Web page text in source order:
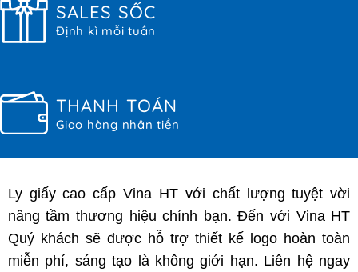
SALES SỐC
Định kì mỗi tuần
THANH TOÁN
Giao hàng nhận tiền
Ly giấy cao cấp Vina HT với chất lượng tuyệt vời
nâng tầm thương hiệu chính bạn. Đến với Vina HT
Quý khách sẽ được hỗ trợ thiết kế logo hoàn toàn
miễn phí, sáng tạo là không giới hạn. Liên hệ ngay